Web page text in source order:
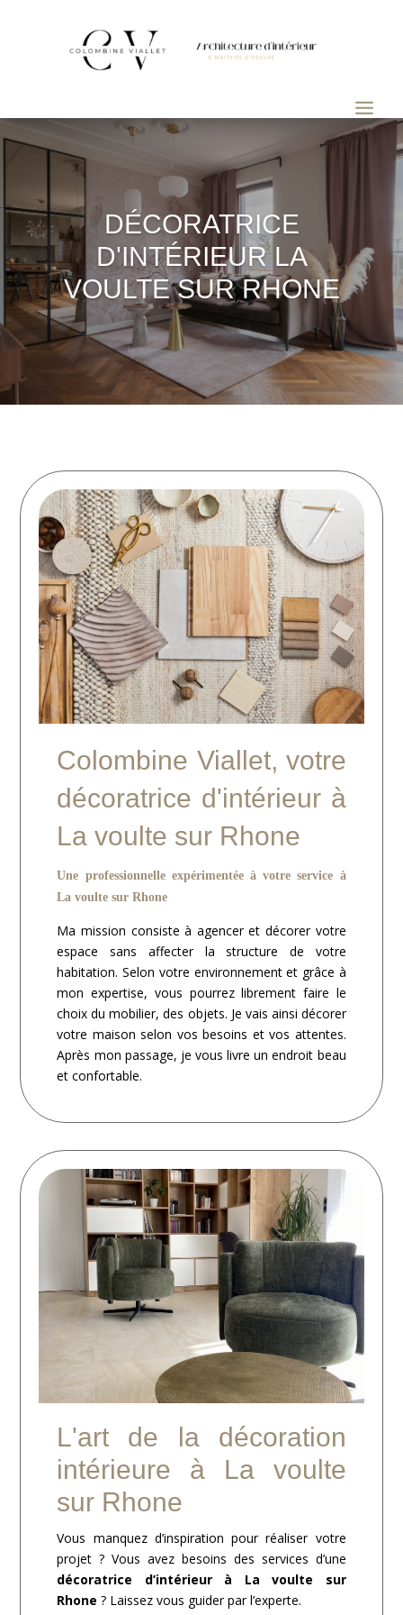
DÉCORATRICE
D'INTÉRIEUR LA
VOULTE SUR RHONE
Colombine Viallet, votre
décoratrice d'intérieur à
La voulte sur Rhone
Une professionnelle expérimentée à votre service à
La voulte sur Rhone
Ma mission consiste à agencer et décorer votre
espace sans affecter la structure de votre
habitation. Selon votre environnement et grâce à
mon expertise, vous pourrez librement faire le
choix du mobilier, des objets. Je vais ainsi décorer
votre maison selon vos besoins et vos attentes.
Après mon passage, je vous livre un endroit beau
et confortable.
L'art de la décoration
intérieure à La voulte
sur Rhone
Vous manquez d’inspiration pour réaliser votre
projet ? Vous avez besoins des services d’une
décoratrice d’intérieur à La voulte sur
Rhone ? Laissez vous guider par l’experte.